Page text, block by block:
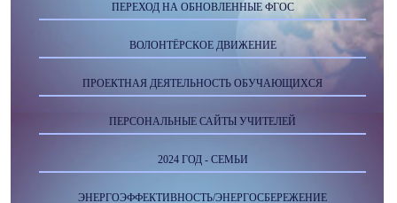
ПЕРЕХОД НА ОБНОВЛЕННЫЕ ФГОС
ВОЛОНТЁРСКОЕ ДВИЖЕНИЕ
ПРОЕКТНАЯ ДЕЯТЕЛЬНОСТЬ ОБУЧАЮЩИХСЯ
ПЕРСОНАЛЬНЫЕ САЙТЫ УЧИТЕЛЕЙ
2024 ГОД - СЕМЬИ
ЭНЕРГОЭФФЕКТИВНОСТЬ/ЭНЕРГОСБЕРЕЖЕНИЕ